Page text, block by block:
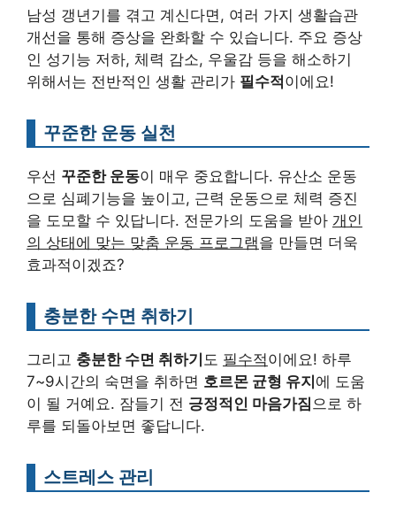
남성 갱년기를 겪고 계신다면, 여러 가지 생활습관
개선을 통해 증상을 완화할 수 있습니다. 주요 증상
인 성기능 저하, 체력 감소, 우울감 등을 해소하기
위해서는 전반적인 생활 관리가 필수적 이에요!
꾸준한 운동 실천
우선 꾸준한 운동이 매우 중요합니다. 유산소 운동
으로 심폐기능을 높이고, 근력 운동으로 체력 증진
을 도모할 수 있답니다. 전문가의 도움을 받아 개인
의 상태에 맞는 맞춤 운동 프로그램을 만들면 더욱
효과적이겠죠?
충분한 수면 취하기
그리고 충분한 수면 취하기 도 필수적이에요! 하루
7~9시간의 숙면을 취하면 호르몬 균형 유지 에 도움
이 될 거예요. 잠들기 전 긍정적인 마음가짐으로 하
루를 되돌아보면 좋답니다.
스트레스 관리